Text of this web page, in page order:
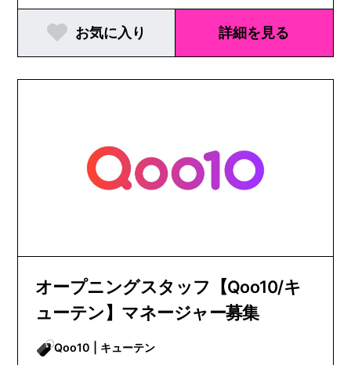
お気に入り 詳細を見る
オープニングスタッフ【Qoo10/キ
ューテン】マネージャー募集
Qoo10 | キューテン